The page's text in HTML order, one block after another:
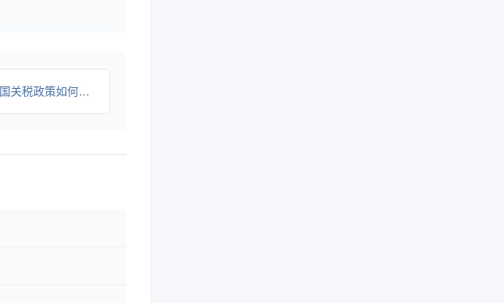
如何影响电商格局？